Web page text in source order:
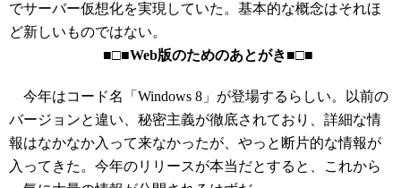
でサーバー仮想化を実現していた。基本的な概念はそれほ
ど新しいものではない。
■□■Web版のためのあとがき■□■
今年はコード名「Windows 8」が登場するらしい。以前の
バージョンと違い、秘密主義が徹底されており、詳細な情
報はなかなか入って来なかったが、やっと断片的な情報が
入ってきた。今年のリリースが本当だとすると、これから